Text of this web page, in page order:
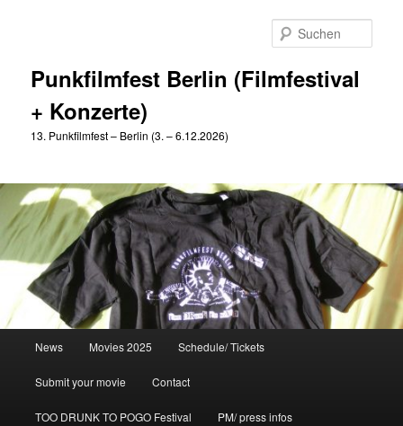
Punkfilmfest Berlin (Filmfestival
+ Konzerte)
13. Punkfilmfest – Berlin (3. – 6.12.2026)
News Movies 2025 Schedule/ Tickets
Submit your movie Contact
TOO DRUNK TO POGO Festival PM/ press infos